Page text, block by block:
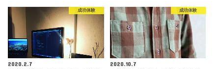
成功体験
2020.2.7
成功体験
2020.10.7